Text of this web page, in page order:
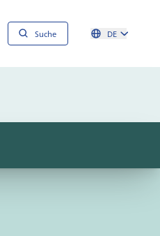
Suche DE